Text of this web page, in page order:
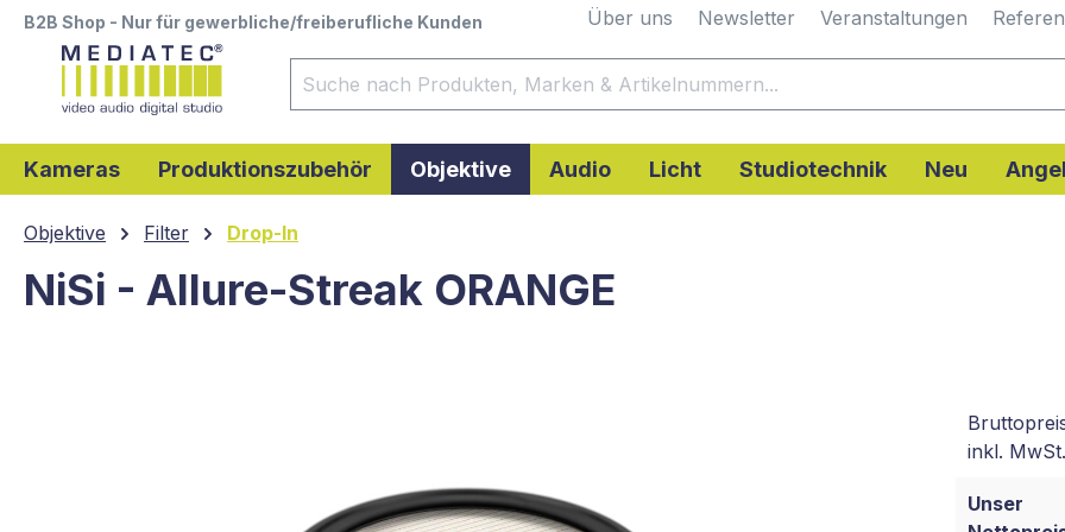
Zur Hauptnavigation springen
B2B Shop - Nur für gewerbliche/freiberufliche Kunden Über uns Newsletter Veranstaltungen
Kameras Produktionszubehör Objektive Audio Licht Studiotechnik Neu
Objektive Filter Drop-In
NiSi - Allure-Streak ORANGE
inkl.
Unser